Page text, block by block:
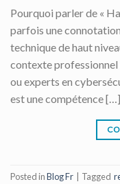
Pourquoi parler de «
parfois une
technique de haut
contexte professionnel
ou experts en
est une compétence […]
Posted inBlog Fr Tagged